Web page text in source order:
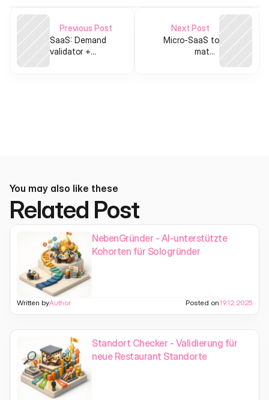
Previous Post
SaaS: Demand
validator +
Next Post
Micro‑SaaS to
match
You may also like these
Related Post
NebenGründer - AI-unterstützte
Kohorten für Sologründer
Written byAuthor Posted on19.12.2025
Standort Checker - Validierung für
neue Restaurant Standorte